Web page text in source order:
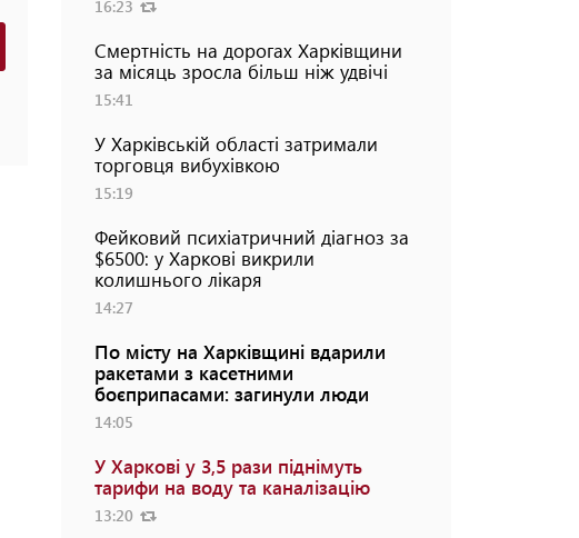
16:23
Смертність на дорогах Харківщини
за місяць зросла більш ніж удвічі
15:41
У Харківській області затримали
торговця вибухівкою
15:19
Фейковий психіатричний діагноз за
$6500: у Харкові викрили
колишнього лікаря
14:27
По місту на Харківщині вдарили
ракетами з касетними
боєприпасами: загинули люди
14:05
У Харкові у 3,5 рази піднімуть
тарифи на воду та каналізацію
13:20